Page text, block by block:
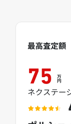
最高査定額
75 万
円
ネクステー